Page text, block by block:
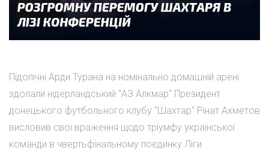
Підопічні Арди Турана на номінально домашній арені
здолали нідерландський "АЗ Алкмар" Президент
донецького футбольного клубу "Шахтар" Рінат Ахметов
висловив свої враження щодо тріумфу української
команди в чвертьфінальному поєдинку Ліги